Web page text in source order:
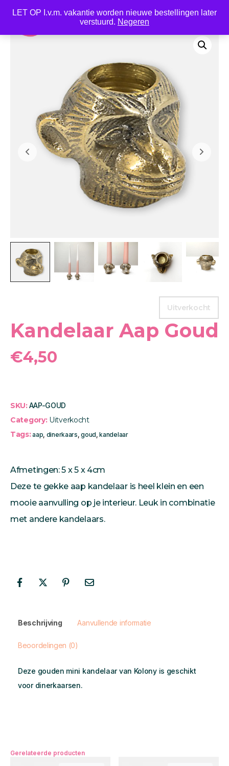
LET OP I.v.m. vakantie worden nieuwe bestellingen later
verstuurd. Negeren
Uitverkocht
Kandelaar Aap Goud
€4,50
SKU:AAP-GOUD
Category: Uitverkocht
Tags:aap, dinerkaars,goud,kandelaar
Afmetingen: 5 x 5 x 4cm
Deze te gekke aap kandelaar is heel klein en een
mooie aanvulling op je interieur. Leuk in combinatie
met andere kandelaars.
Beschrijving Aanvullende informatie
Beoordelingen (0)
Deze gouden mini kandelaar van Kolony is geschikt
voor dinerkaarsen.
Gerelateerde producten